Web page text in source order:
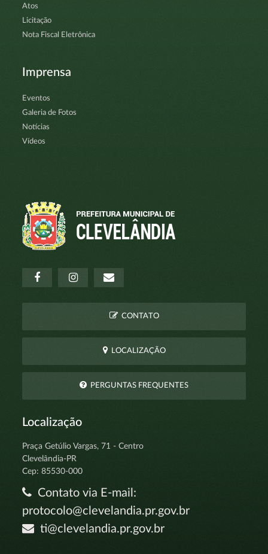
Atos
Licitação
Nota Fiscal Eletrônica
Imprensa
Eventos
Galeria de Fotos
Notícias
Vídeos
CONTATO
LOCALIZAÇÃO
PERGUNTAS FREQUENTES
Localização
Praça Getúlio Vargas, 71 - Centro
Clevelândia-PR
Cep: 85530-000
Contato via E-mail:
protocolo@clevelandia.pr.gov.br
ti@clevelandia.pr.gov.br